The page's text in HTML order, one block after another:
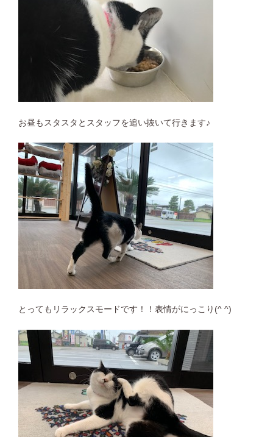
お昼もスタスタとスタッフを追い抜いて行きます♪
とってもリラックスモードです！！表情がにっこり(^ ^)